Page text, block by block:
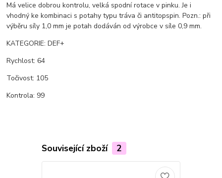
Má velice dobrou kontrolu, velká spodní rotace v pinku. Je i
vhodný ke kombinaci s potahy typu tráva či antitopspin. Pozn.: při
výběru síly 1,0 mm je potah dodáván od výrobce v síle 0,9 mm.
KATEGORIE: DEF+
Rychlost: 64
Točivost: 105
Kontrola: 99
Související zboží 2